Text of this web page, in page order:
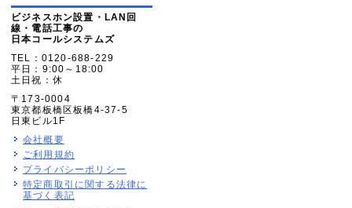
ビジネスホン設置・LAN回
線・電話工事の
日本コールシステムズ
TEL：0120-688-229
平日：9:00～18:00
土日祝：休
〒173-0004
東京都板橋区板橋4-37-5
日東ビル1F
会社概要
ご利用規約
プライバシーポリシー
特定商取引に関する法律に
基づく表記